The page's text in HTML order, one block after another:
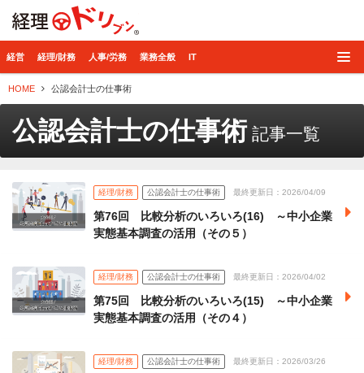
経営 経理/財務 人事/労務 業務全般 IT
HOME 公認会計士の仕事術
公認会計士の仕事術記事一覧
経理/財務 公認会計士の仕事術 最終更新日：2026/04/09
第76回 比較分析のいろいろ(16) ～中小企業
実態基本調査の活用（その５）
経理/財務 公認会計士の仕事術 最終更新日：2026/04/02
第75回 比較分析のいろいろ(15) ～中小企業
実態基本調査の活用（その４）
経理/財務 公認会計士の仕事術 最終更新日：2026/03/26